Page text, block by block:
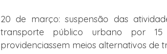
20 de março: suspensão das
transporte público urbano por
providenciassem meios alternativos de